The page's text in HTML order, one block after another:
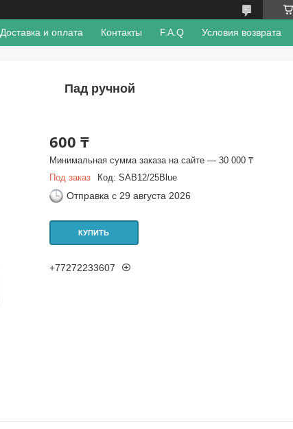
Доставка и оплата Контакты F.A.Q Условия возврата
Пад ручной
600 ₸
Минимальная сумма заказа на сайте — 30 000 ₸
Под заказ
Код: SAB12/25Blue
Отправка с 29 августа 2026
КУПИТЬ
+77272233607